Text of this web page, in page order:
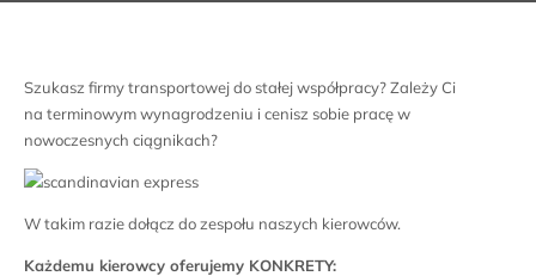
Szukasz firmy transportowej do stałej współpracy? Zależy Ci
na terminowym wynagrodzeniu i cenisz sobie pracę w
nowoczesnych ciągnikach?
W takim razie dołącz do zespołu naszych kierowców.
Każdemu kierowcy oferujemy KONKRETY: